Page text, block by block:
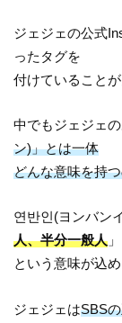
ジェジェの公式
ったタグを
付けていることが
中でもジェジェ
ン)」とは一体
どんな意味を持
연반인(ヨンバン
人、半分一般人 」
という意味が込
ジェジェはSBS